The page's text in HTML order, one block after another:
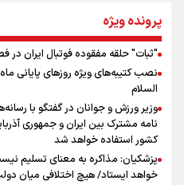
جمله‌ای که بغض
تهران رفتند»
سه حسرتی که به دلم
اینفو برنا/ میزان مالیات بر
پرونده ویژه
"ثبات" حلقه مفقوده فوتبال ایران در
نصب کتیبه‌های ویژه روزهای پایانی
السلام
وزیر ورزش و جوانان در گفتگو با
نامه مشترک بین ایران و جمهوری
کشور استفاده خواهد شد
پزشکیان: مذاکره به معنای تسلیم
خواهد ایستاد/ هیچ اختلافی میان